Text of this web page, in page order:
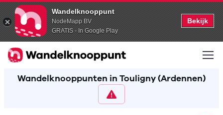
Wandelknooppunt
NodeMapp BV
GRATIS - In Google Play
Bekijk
Wandelknooppunten in Touligny (Ardennen)